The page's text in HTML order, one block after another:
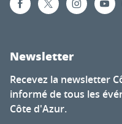
Newsletter
Recevez la newsletter
informé de tous les
Côte d'Azur.